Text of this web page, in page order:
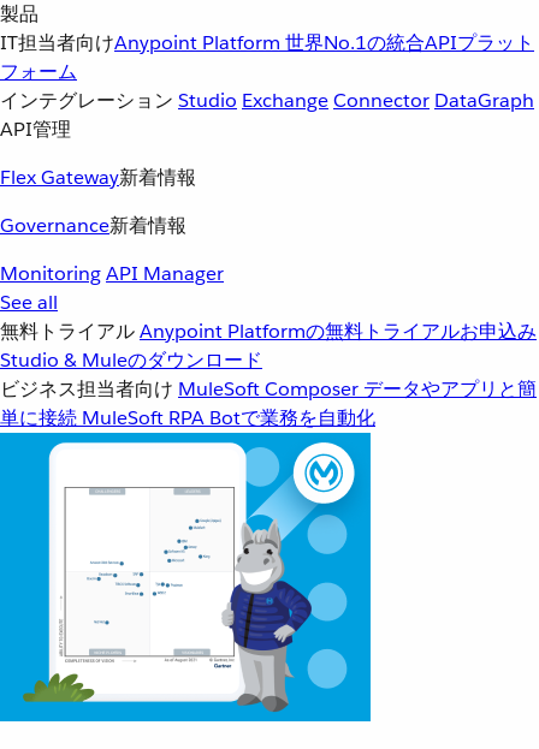
製品
IT担当者向けAnypoint Platform 世界No.1の統合APIプラット
フォーム
インテグレーション Studio ExchangeConnector DataGraph
API管理
Flex Gateway新着情報
Governance新着情報
MonitoringAPI Manager
See all
無料トライアルAnypoint Platformの無料トライアルお申込み
Studio & Muleのダウンロード
ビジネス担当者向け MuleSoft Composer データやアプリと簡
単に接続 MuleSoft RPA Botで業務を自動化